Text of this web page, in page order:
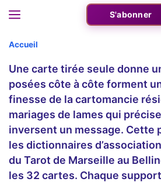
Aller
contenu
S'abonner
Menu
Accueil
Une carte tirée seule donne
posées côte à côte forment
finesse de la cartomancie
mariages de lames qui
inversent un message. Cette
les dictionnaires
du Tarot de Marseille au
les 32 cartes. Chaque